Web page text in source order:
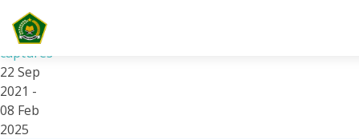
captures
22 Sep
2021 -
08 Feb
2025